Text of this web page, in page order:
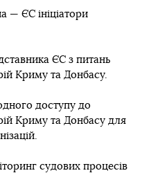
— ЄС ініціатори
ЄС з питань
Криму та Донбасу.
доступу до
Криму та Донбасу для
судових процесів